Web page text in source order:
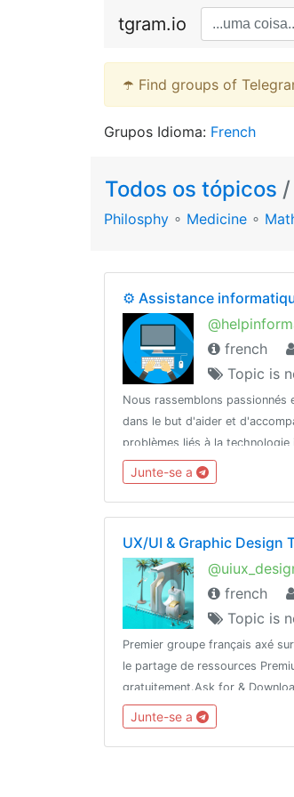
tgram.io
☂️ Find groups of
Grupos Idioma: French
Todos os tópicos /
Philosphy ∘ Medicine ∘
⚙️ Assistance
french
Topic is
Nous rassemblons passionnés
dans le but d'aider et
problèmes liés à la technologie
Aidez-nous à rassembler et
solide.
Junte-se a
UX/UI & Graphic Design
french
Topic is
Premier groupe français axé
le partage de ressources
gratuitement.Ask for &
ressources for free (fonts, ui
plugins, aescripts, cracked
@designersparadise
Junte-se a